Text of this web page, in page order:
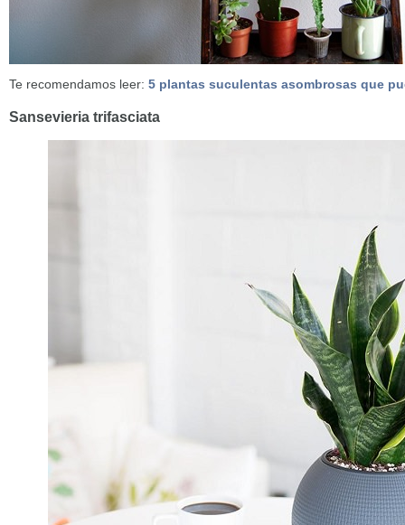
Te recomendamos leer: 5 plantas suculentas asombrosas que
Sansevieria trifasciata